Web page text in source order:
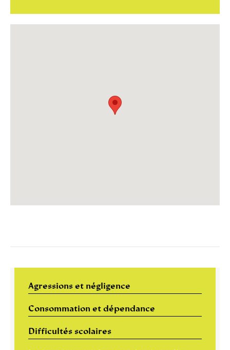
Agressions et négligence
Consommation et dépendance
Difficultés scolaires